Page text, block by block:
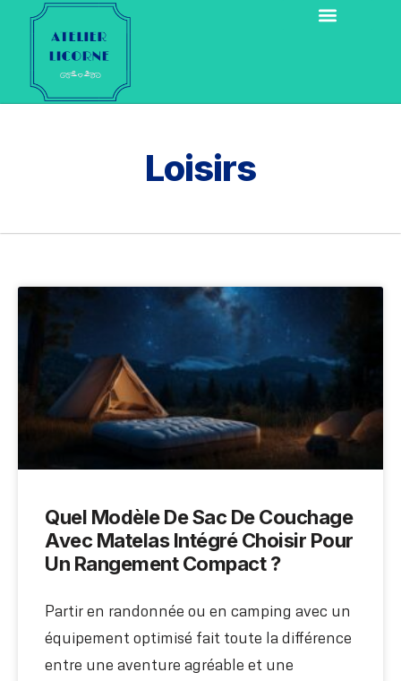
Loisirs
Quel Modèle De Sac De Couchage
Avec Matelas Intégré Choisir Pour
Un Rangement Compact ?
Partir en randonnée ou en camping avec un
équipement optimisé fait toute la différence
entre une aventure agréable et une